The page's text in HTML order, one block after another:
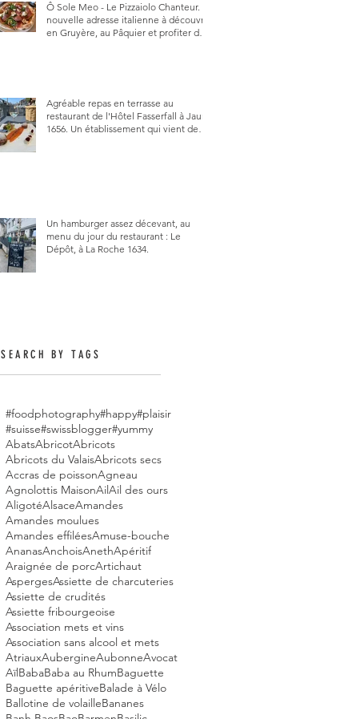
Ô Sole Meo - Le Pizzaiolo Chanteur. La
nouvelle adresse italienne à découvrir
en Gruyère, au Pâquier et profiter des
Agréable repas en terrasse au
restaurant de l'Hôtel Fasserfall à Jaun
1656. Un établissement qui vient de
Un hamburger assez décevant, au
menu du jour du restaurant : Le
Dépôt, à La Roche 1634.
SEARCH BY TAGS
#foodphotography#happy#plaisir
#suisse#swissblogger#yummy
AbatsAbricotAbricots
Abricots du ValaisAbricots secs
Accras de poissonAgneau
Agnolottis MaisonAilAil des ours
AligotéAlsaceAmandes
Amandes moulues
Amandes effiléesAmuse-bouche
AnanasAnchoisAnethApéritif
Araignée de porcArtichaut
AspergesAssiette de charcuteries
Assiette de crudités
Assiette fribourgeoise
Association mets et vins
Association sans alcool et mets
AtriauxAubergineAubonneAvocat
AïlBabaBaba au RhumBaguette
Baguette apéritiveBalade à Vélo
Ballotine de volailleBananes